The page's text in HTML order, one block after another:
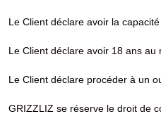
Le Client déclare avoir la
Le Client déclare avoir 18 ans
Le Client déclare procéder à un
GRIZZLIZ se réserve le droit de